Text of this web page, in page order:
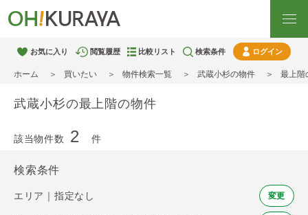
お気に入り 閲覧履歴 比較リスト 検索条件 ログイン
ホーム 買いたい 物件検索一覧 武蔵小杉の物件 最上階
武蔵小杉の最上階の物件
該当物件数 2 件
検索条件
エリア｜指定なし 変更